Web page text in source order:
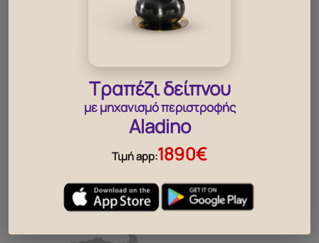
590
βρες, το κοντινότερο σου
κατάστημα
Τραπέζι δείπνου
με μηχανισμό περιστροφής
Aladino
Τιμή app:1890€